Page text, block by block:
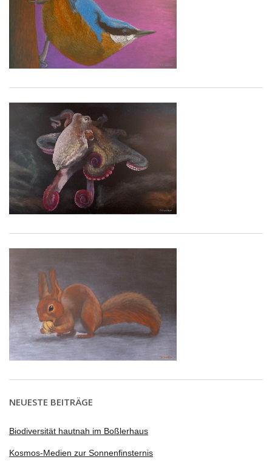
NEUESTE BEITRÄGE
Biodiversität hautnah im Boßlerhaus
Kosmos-Medien zur Sonnenfinsternis